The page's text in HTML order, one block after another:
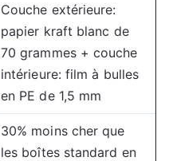
Couche extérieure:
papier kraft blanc de
70 grammes + couche
intérieure: film à bulles
en PE de 1,5 mm
30% moins cher que
les boîtes standard en